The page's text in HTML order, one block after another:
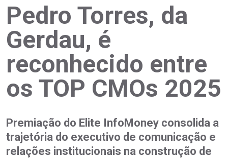
Pedro Torres, da
Gerdau, é
reconhecido entre
os TOP CMOs 2025
Premiação do Elite InfoMoney consolida a
trajetória do executivo de comunicação e
relações institucionais na construção de